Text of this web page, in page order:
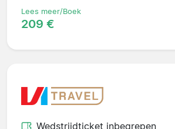
Lees meer/Boek
209 €
Wedstrijdticket inbegrepen